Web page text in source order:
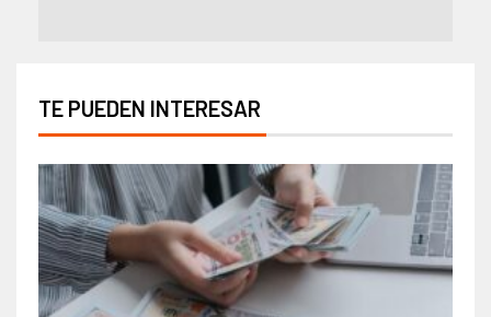
TE PUEDEN INTERESAR